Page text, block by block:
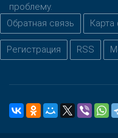
проблему.
Обратная связь
Регистрация RSS